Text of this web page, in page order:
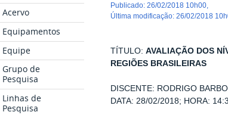
Acervo
Equipamentos
Equipe
Grupo de
Pesquisa
Linhas de
Pesquisa
publicado:26/02/2018 10h00
última modificação:26/02/2018
TÍTULO:AVALIAÇÃO DOS
REGIÕES BRASILEIRAS
DISCENTE: RODRIGO
DATA: 28/02/2018; HORA: